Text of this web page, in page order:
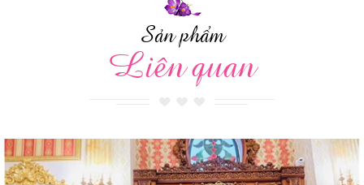
Sản phẩm
Liên quan